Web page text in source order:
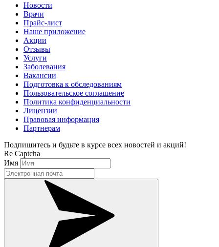
Новости
Врачи
Прайс-лист
Наше приложение
Акции
Отзывы
Услуги
Заболевания
Вакансии
Подготовка к обследованиям
Пользовательское соглашение
Политика конфиденциальности
Лицензии
Правовая информация
Партнерам
Подпишитесь и будьте в курсе всех новостей и акций!
Re Captcha
Имя